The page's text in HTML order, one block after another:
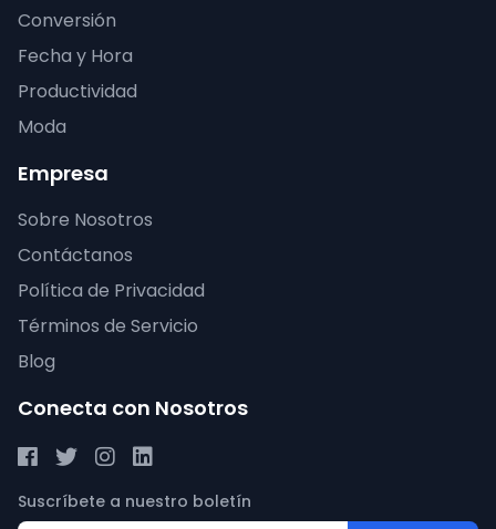
Conversión
Fecha y Hora
Productividad
Moda
Empresa
Sobre Nosotros
Contáctanos
Política de Privacidad
Términos de Servicio
Blog
Conecta con Nosotros
Suscríbete a nuestro boletín